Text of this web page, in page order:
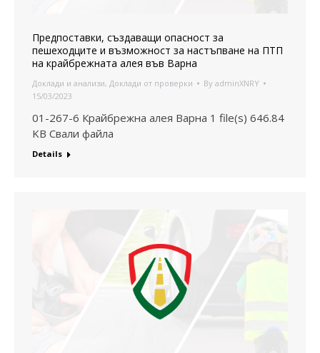
Предпоставки, създаващи опасност за
пешеходците и възможност за настъпване на ПТП
на крайбрежната алея във Варна
Доклади и анализи, Доклади от проверки By adminXNRY
15/03/2023
01-267-6 Крайбрежна алея Варна 1 file(s) 646.84
KB Свали файла
Details